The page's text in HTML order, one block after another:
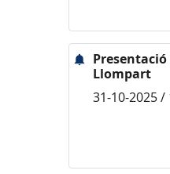
Llompart
31-10-2025 /